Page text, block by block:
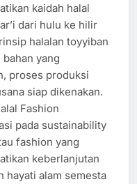
kaidah halal
dari hulu ke hilir
halalan toyyiban
yang
proses produksi
siap dikenakan.
Fashion
pada sustainability
fashion yang
keberlanjutan
hayati alam semesta